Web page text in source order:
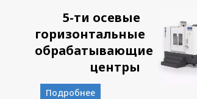
5-ти осевые
горизонтальные
обрабатывающие
центры
Подробнее